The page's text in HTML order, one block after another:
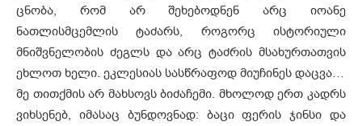
ცნობა, რომ არ შეხებოდნენ არც იოანე
ნათლისმცემლის ტაძარს, როგორც ისტორიული
მნიშვნელობის ძეგლს და არც ტაძრის მსახურთათვის
ეხლოთ ხელი. ეკლესიას სასწრაფოდ მიუჩინეს დაცვა…
მე თითქმის არ მახსოვს ბიძაჩემი. მხოლოდ ერთ კადრს
ვიხსენებ, იმასაც ბუნდოვნად: ბაცი ფერის ჯინსი და